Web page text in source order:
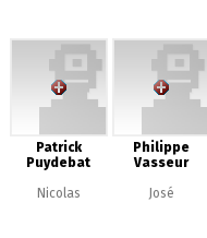
Patrick
Puydebat
Nicolas
Philippe
Vasseur
José